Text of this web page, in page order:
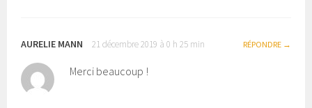
AURELIE MANN 21 décembre 2019 à 0 h 25 min RÉPONDRE
Merci beaucoup !